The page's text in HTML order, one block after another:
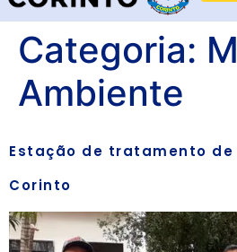
Categoria:
Ambiente
Estação de tratamento de
Corinto